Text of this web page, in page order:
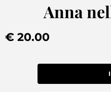
Anna
€ 20.00